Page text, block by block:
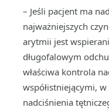
– Jeśli pacjent ma
najważniejszych
arytmii jest
długofalowym
właściwa kontrola
współistniejącymi,
nadciśnienia